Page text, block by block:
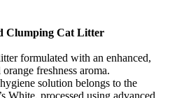
Clumping Cat Litter
formulated with an enhanced,
freshness aroma.
solution belongs to the
White, processed using advanced